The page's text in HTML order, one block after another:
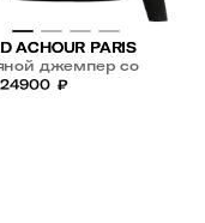
ACHOUR PARIS
джемпер со
24900 ₽